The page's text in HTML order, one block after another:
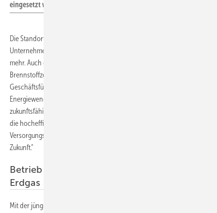
eingesetzt werden.
Die Standorte der Bosch-Gruppe hinterlassen nach
Unternehmensangaben ab 2020 weltweit keinen CO
mehr. Auch dafür spiele die Weiterentwicklung der Festoxid-
Brennstoffzelle eine wichtige Rolle, berichtet der Vorsitzende der
Geschäftsführung von Bosch Thermotechnik, Uwe Glock: „Die
Energiewende kann nur gelingen, wenn wir langfristig in
zukunftsfähige, regenerative Energien investieren. Für Bosch ist daher
die hocheffiziente Brennstoffzelle ein wichtiger Beitrag zur
Versorgungssicherheit und Flexibilität des Energiesystems der
Zukunft.“
Betrieb mit Wasserstoff, Öko-/Biogas oder
Erdgas
Mit der jüngst beschlossenen Wasserstoffstrategie der